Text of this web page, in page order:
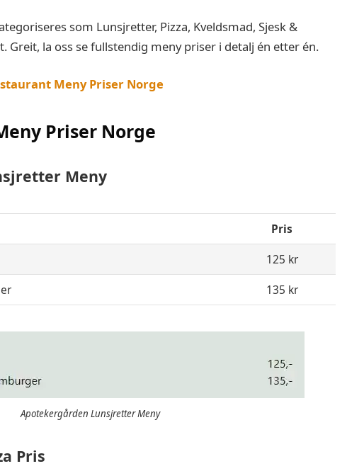
som Lunsjretter, Pizza, Kveldsmad, Sjesk &
Greit, la oss se fullstendig meny priser i detalj én etter én.
Meny Priser Norge
Priser Norge
Meny
Pris
125 kr
135 kr
Apotekergården Lunsjretter Meny
Pris